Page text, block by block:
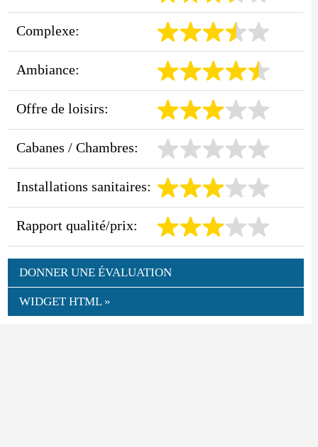
Complexe:
Ambiance:
Offre de loisirs:
Cabanes / Chambres:
Installations sanitaires:
Rapport qualité/prix:
DONNER UNE ÉVALUATION
WIDGET HTML »